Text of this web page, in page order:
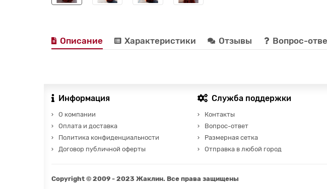
Описание Характеристики Отзывы Вопрос-
Информация
О компании
Оплата и доставка
Политика конфиденциальности
Договор публичной оферты
Служба поддержки
Контакты
Вопрос-ответ
Размерная сетка
Отправка в любой город
Copyright © 2009 - 2023 Жаклин. Все права защищены